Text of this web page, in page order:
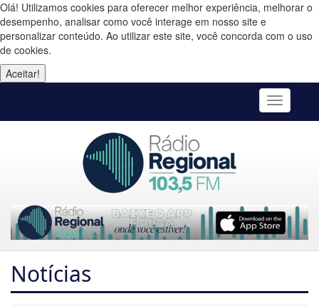
Olá! Utilizamos cookies para oferecer melhor experiência, melhorar o
desempenho, analisar como você interage em nosso site e
personalizar conteúdo. Ao utilizar este site, você concorda com o uso
de cookies.
Aceitar!
Toggle
Notícias